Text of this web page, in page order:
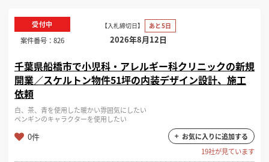
受付中
案件番号：826
【入札締切日】 あと5日
2026年8月12日
千葉県船橋市で小児科・アレルギー科クリニックの新規
開業／スケルトン物件51坪の内装デザイン設計、施工
依頼
白、茶、青を使用した暖かい雰囲気にしたい
ペンギンのキャラクターを使用したい
0件
お気に入りに追加する
19社が見ています